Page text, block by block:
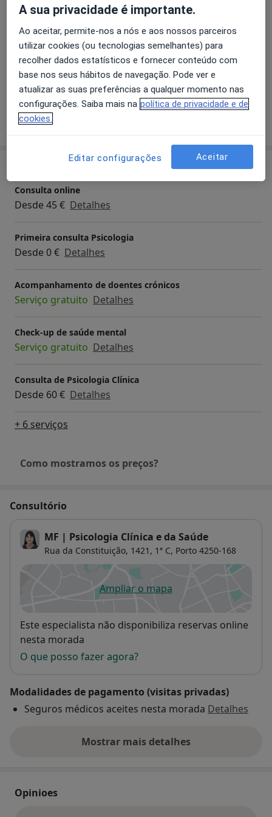
transparência e confidencialidade, com vista à
melhoria significativa do seu bem-estar
biopsicossocial. As sessões são conduzidas em
Português ou Inglês.
Transtorno Obsessivo-Compulsivo
Transtornos Fóbicos
+8
Adultos
Consulta online
Desde 45 € Detalhes
Primeira consulta Psicologia
Desde 0 € Detalhes
Acompanhamento de doentes crónicos
Serviço gratuito Detalhes
Check-up de saúde mental
Serviço gratuito Detalhes
Consulta de Psicologia Clínica
Desde 60 € Detalhes
+ 6 serviços
Como mostramos os preços?
Consultório
MF | Psicologia Clínica e da Saúde
Rua da Constituição, 1421, 1ª C, Porto 4250-168
Ampliar o mapaabre num novo separador
Disponibilidade
Este especialista não disponibiliza reservas online
nesta morada
O que posso fazer agora?
Modalidades de pagamento (visitas privadas)
Seguros médicos aceites nesta morada Detalhes
Mostrar mais detalhes
sobre o endereço
Opinioes
A sua privacidade é importante.
Ao aceitar, permite-nos a nós e aos nossos parceiros
utilizar cookies (ou tecnologias semelhantes) para
recolher dados estatísticos e fornecer conteúdo com
base nos seus hábitos de navegação. Pode ver e
atualizar as suas preferências a qualquer momento nas
configurações. Saiba mais na política de privacidade e de
cookies.
Editar configurações Aceitar